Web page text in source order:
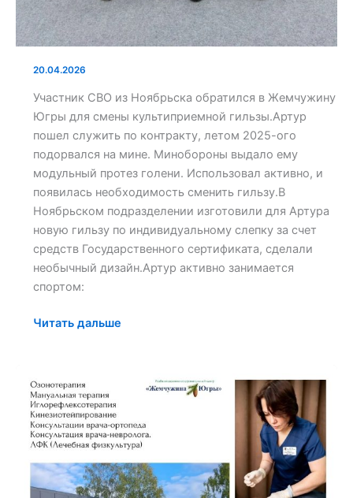
20.04.2026
Участник СВО из Ноябрьска обратился в Жемчужину
Югры для смены культиприемной гильзы.Артур
пошел служить по контракту, летом 2025-ого
подорвался на мине. Минобороны выдало ему
модульный протез голени. Использовал активно, и
появилась необходимость сменить гильзу.В
Ноябрьском подразделении изготовили для Артура
новую гильзу по индивидуальному слепку за счет
средств Государственного сертификата, сделали
необычный дизайн.Артур активно занимается
спортом:
Читать дальше
платных
услуг
«Жемчужины
Югры»:
что
лечим